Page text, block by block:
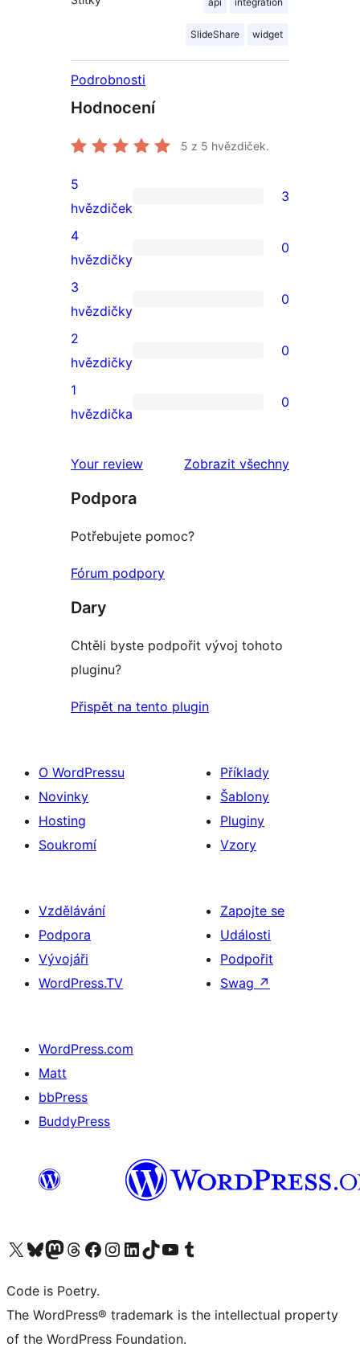
SlideShare widget
Podrobnosti
Hodnocení
5 z 5 hvězdiček.
3
5hvězdičkové
hodnocení
5
hvězdiček
3
0
4hvězdičkové
hodnocení
4
hvězdičky
0
0
3hvězdičkové
hodnocení
3
hvězdičky
0
0
2hvězdičkové
hodnocení
2
hvězdičky
0
0
hodnocení
1
hvězdička
0
Your review
Zobrazit všechny
Podpora
Potřebujete pomoc?
Fórum podpory
Dary
Chtěli byste podpořit vývoj tohoto
pluginu?
Přispět na tento plugin
O WordPressu
Novinky
Hosting
Soukromí
Příklady
Šablony
Pluginy
Vzory
Vzdělávání
Podpora
Vývojáři
WordPress.TV
Zapojte se
Události
Podpořit
Swag ↗
WordPress.com
Matt
bbPress
BuddyPress
Navštivte náš účet na X (dříve Twitter)
Navštivte náš Bluesky účetNavštivte náš účet Mastodon
Navštivte náš Threads účetNavštivte naši stránku na Facebooku
Navštivte náš Instagram účetNavštivte náš LinkedIn účetNavštivte náš TikTok účetNavštivte náš YouTube kanálNavštivte náš Tumblr účet
Code is Poetry.
The WordPress® trademark is the intellectual property
of the WordPress Foundation.